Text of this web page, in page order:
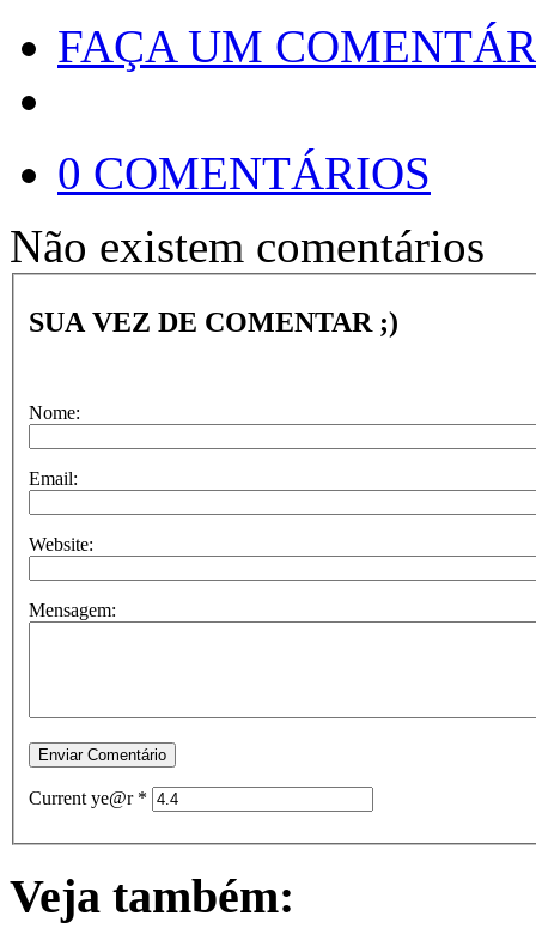
FAÇA UM
0 COMENTÁRIOS
Não existem comentários
SUA VEZ DE COMENTAR ;)
Nome:
Email:
Website:
Mensagem:
Current ye@r *
Veja também: